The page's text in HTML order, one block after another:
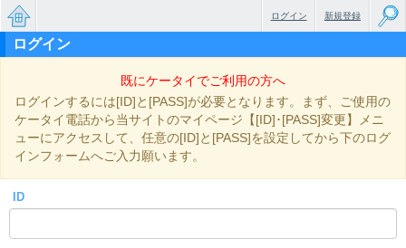
無料で
っと大
小説
新規登録
ログイン
ログイン
既にケータイでご利用の方へ
ログインするには[ID]と[PASS]が必要となります。まず、ご使用の
ケータイ電話から当サイトのマイページ【[ID]･[PASS]変更】メニ
ューにアクセスして、任意の[ID]と[PASS]を設定してから下のログ
インフォームへご入力願います。
ID